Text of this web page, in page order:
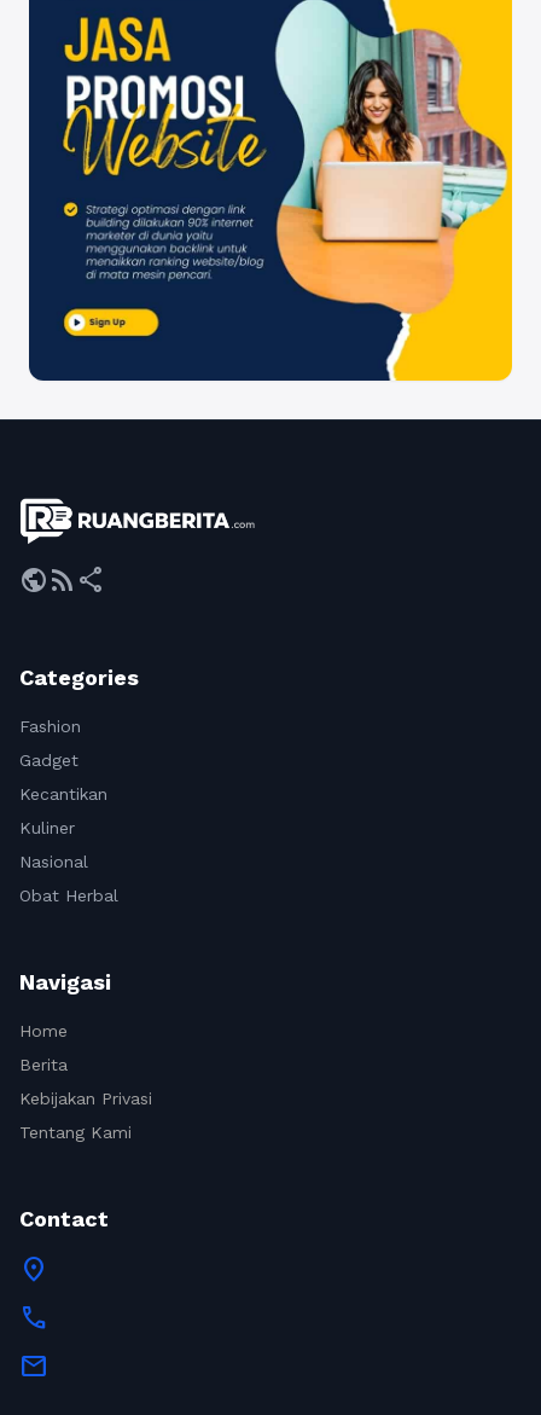
publicrss_feed share
Categories
Fashion
Gadget
Kecantikan
Kuliner
Nasional
Obat Herbal
Navigasi
Home
Berita
Kebijakan Privasi
Tentang Kami
Contact
location_on
call
mail